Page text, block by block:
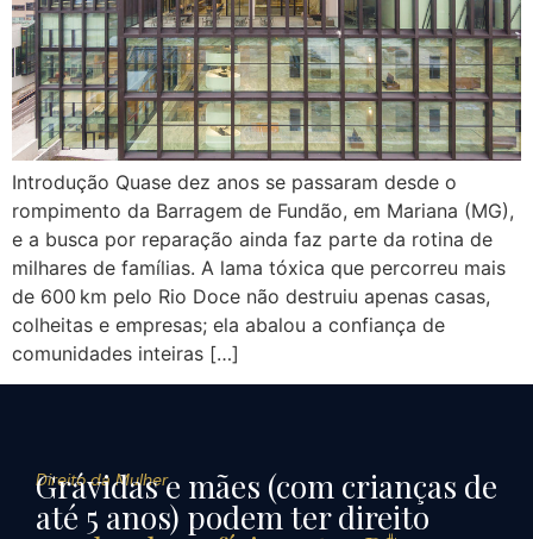
Introdução Quase dez anos se passaram desde o
rompimento da Barragem de Fundão, em Mariana (MG),
e a busca por reparação ainda faz parte da rotina de
milhares de famílias. A lama tóxica que percorreu mais
de 600 km pelo Rio Doce não destruiu apenas casas,
colheitas e empresas; ela abalou a confiança de
comunidades inteiras […]
Direito da Mulher
Grávidas e mães (com crianças de
até 5 anos) podem ter direito